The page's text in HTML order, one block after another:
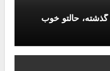
حالتو خوب